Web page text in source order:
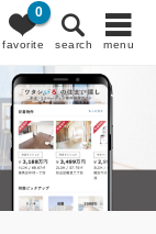
favorite
0
search menu